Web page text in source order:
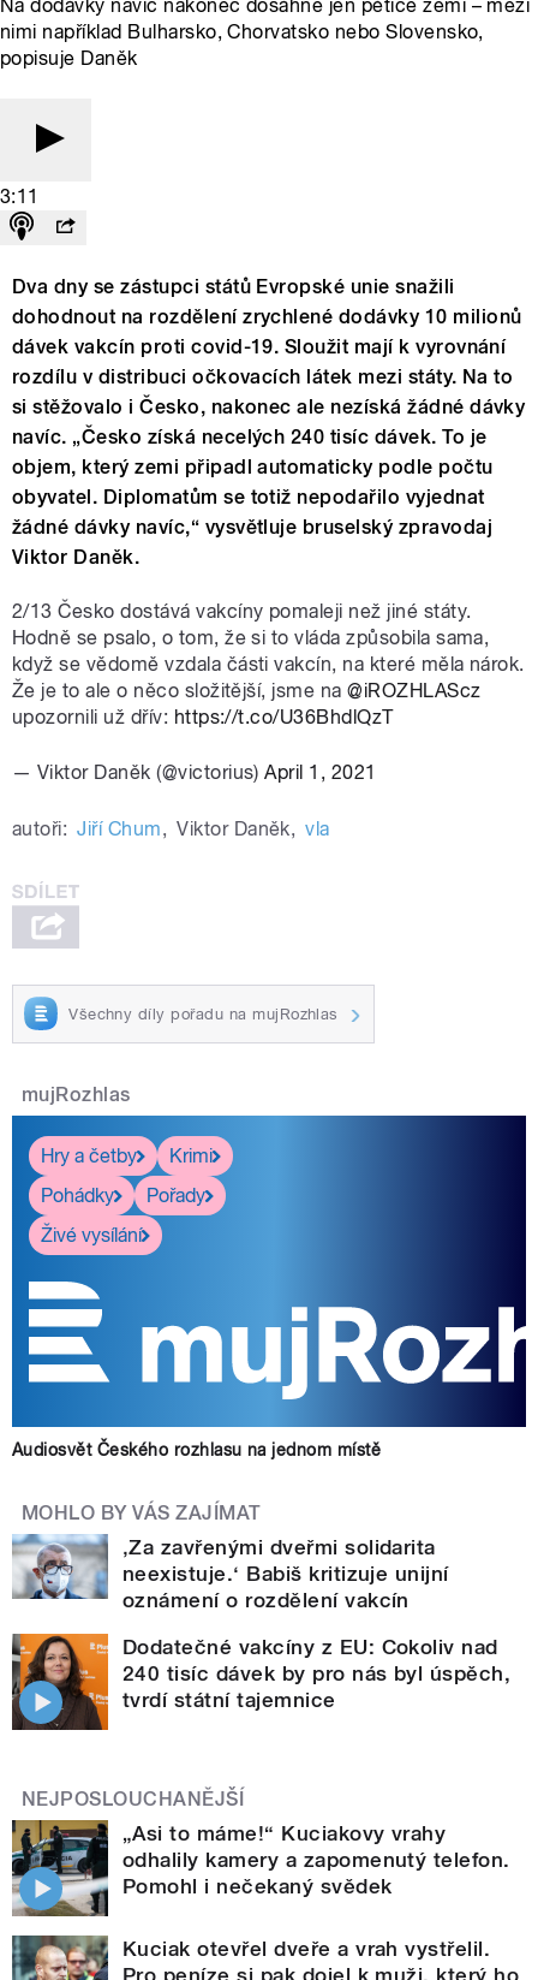
Na dodávky navíc nakonec dosáhne jen pětice zemí – mezi
nimi například Bulharsko, Chorvatsko nebo Slovensko,
popisuje Daněk
3:11
Dva dny se zástupci států Evropské unie snažili
dohodnout na rozdělení zrychlené dodávky 10 milionů
dávek vakcín proti covid-19. Sloužit mají k vyrovnání
rozdílu v distribuci očkovacích látek mezi státy. Na to
si stěžovalo i Česko, nakonec ale nezíská žádné dávky
navíc. „Česko získá necelých 240 tisíc dávek. To je
objem, který zemi připadl automaticky podle počtu
obyvatel. Diplomatům se totiž nepodařilo vyjednat
žádné dávky navíc,“ vysvětluje bruselský zpravodaj
Viktor Daněk.
2/13 Česko dostává vakcíny pomaleji než jiné státy.
Hodně se psalo, o tom, že si to vláda způsobila sama,
když se vědomě vzdala části vakcín, na které měla nárok.
Že je to ale o něco složitější, jsme na@iROZHLAScz
upozornili už dřív: https://t.co/U36BhdlQzT
— Viktor Daněk (@victorius)April 1, 2021
autoři: Jiří Chum, Viktor Daněk, vla
Všechny díly pořadu na mujRozhlas
mujRozhlas
Hry a četby
Krimi
Pohádky
Pořady
Živé vysílání
Audiosvět Českého rozhlasu na jednom místě
MOHLO BY VÁS ZAJÍMAT
‚Za zavřenými dveřmi solidarita
neexistuje.‘ Babiš kritizuje unijní
oznámení o rozdělení vakcín
Dodatečné vakcíny z EU: Cokoliv nad
240 tisíc dávek by pro nás byl úspěch,
tvrdí státní tajemnice
NEJPOSLOUCHANĚJŠÍ
„Asi to máme!“ Kuciakovy vrahy
odhalily kamery a zapomenutý telefon.
Pomohl i nečekaný svědek
Kuciak otevřel dveře a vrah vystřelil.